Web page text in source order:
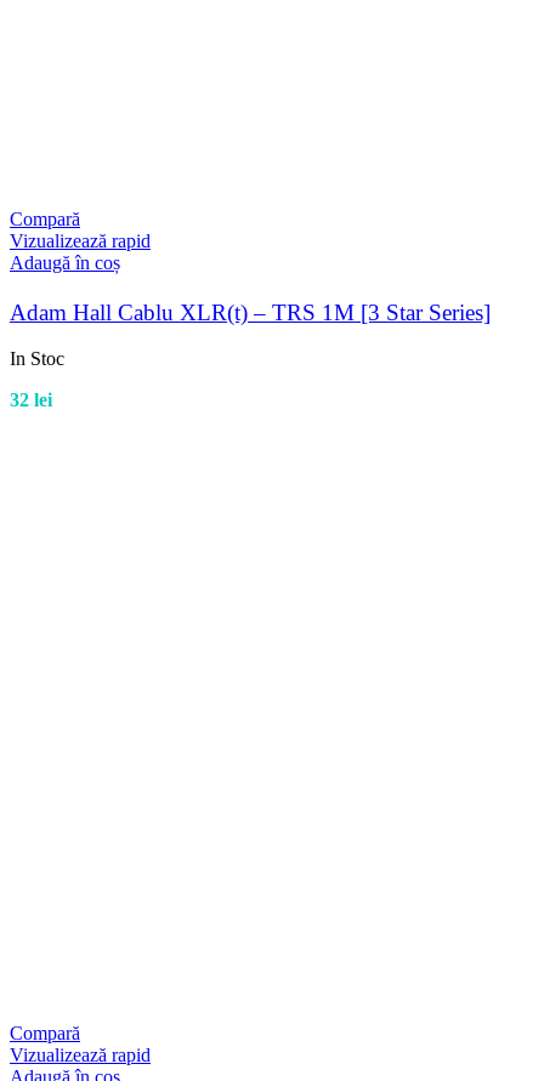
Compară
Vizualizează rapid
Adaugă în coș
Adam Hall Cablu XLR(t) – TRS 1M [3 Star Series]
In Stoc
32 lei
Compară
Vizualizează rapid
Adaugă în coș